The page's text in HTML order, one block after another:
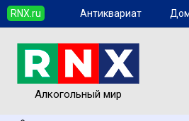
RNX.ru Антиквариат
Алкогольный мир